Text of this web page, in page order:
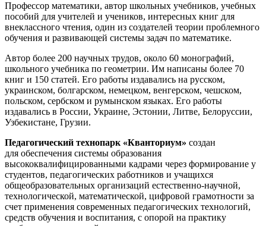
Профессор математики, автор школьных учебников, учебных
пособий для учителей и учеников, интересных книг для
внеклассного чтения, один из создателей теории проблемного
обучения и развивающей системы задач по математике.
Автор более 200 научных трудов, около 60 монографий,
школьного учебника по геометрии. Им написаны более 70
книг и 150 статей. Его работы издавались на русском,
украинском, болгарском, немецком, венгерском, чешском,
польском, сербском и румынском языках. Его работы
издавались в России, Украине, Эстонии, Литве, Белоруссии,
Узбекистане, Грузии.
Педагогический технопарк «Кванториум» создан
для обеспечения системы образования
высококвалифицированными кадрами через формирование у
студентов, педагогических работников и учащихся
общеобразовательных организаций естественно-научной,
технологической, математической, цифровой грамотности за
счет применения современных педагогических технологий,
средств обучения и воспитания, с опорой на практику